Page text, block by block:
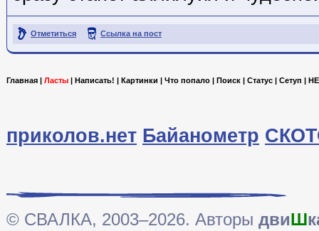
Отметиться Ссылка на пост
Главная | Ласты | Написать! | Картинки | Что попало | Поиск | Статус | Сетуп |
приколов.нет Байанометр
© СВАЛКА, 2003–2026. Авторы двиШ